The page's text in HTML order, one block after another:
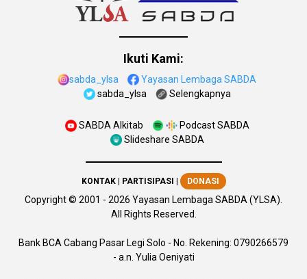
Ikuti Kami:
sabda_ylsa
Yayasan Lembaga SABDA
sabda_ylsa
Selengkapnya
SABDA Alkitab
Podcast SABDA
Slideshare SABDA
KONTAK| PARTISIPASI | DONASI
Copyright© 2001 - 2026 Yayasan Lembaga SABDA (YLSA).
All Rights Reserved.
Bank BCA Cabang Pasar Legi Solo - No. Rekening: 0790266579
- a.n. Yulia Oeniyati